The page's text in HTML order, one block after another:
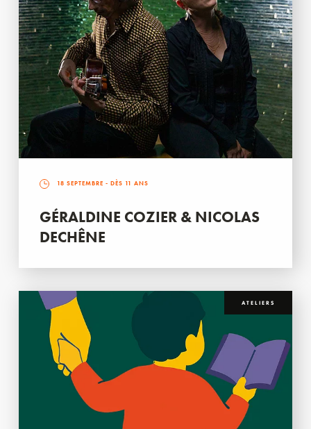
18 SEPTEMBRE - DÈS 11 ANS
GÉRALDINE COZIER & NICOLAS
DECHÊNE
ATELIERS